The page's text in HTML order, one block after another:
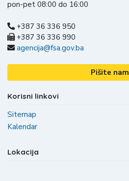
pon-pet 08:00 do 16:00
+387 36 336 950
+387 36 336 990
agencija@fsa.gov.ba
Pišite nam
Korisni linkovi
Sitemap
Kalendar
Lokacija